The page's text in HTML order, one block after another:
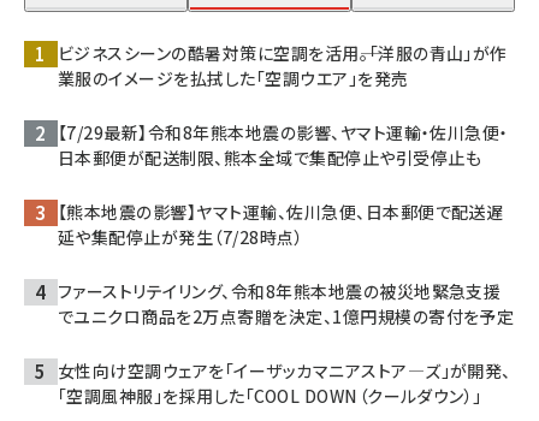
ビジネスシーンの酷暑対策に空調を活用――。「洋服の青山」が作
業服のイメージを払拭した「空調ウエア」を発売
【7/29最新】令和8年熊本地震の影響、ヤマト運輸・佐川急便・
日本郵便が配送制限、熊本全域で集配停止や引受停止も
【熊本地震の影響】ヤマト運輸、佐川急便、日本郵便で配送遅
延や集配停止が発生（7/28時点）
ファーストリテイリング、令和8年熊本地震の被災地緊急支援
でユニクロ商品を2万点寄贈を決定、1億円規模の寄付を予定
女性向け空調ウェアを「イーザッカマニアストア―ズ」が開発、
「空調風神服」を採用した「COOL DOWN（クールダウン）」